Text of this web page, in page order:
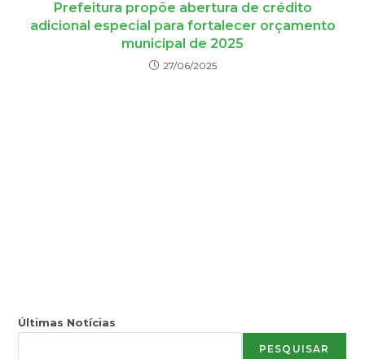
Prefeitura propõe abertura de crédito
adicional especial para fortalecer orçamento
municipal de 2025
27/06/2025
Últimas Notícias
PESQUISAR